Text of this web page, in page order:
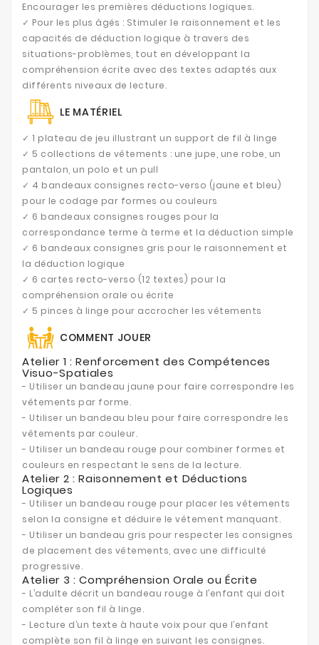
Encourager les premières déductions logiques.
✓ Pour les plus âgés : Stimuler le raisonnement et les
capacités de déduction logique à travers des
situations-problèmes, tout en développant la
compréhension écrite avec des textes adaptés aux
différents niveaux de lecture.
LE MATÉRIEL
✓ 1 plateau de jeu illustrant un support de fil à linge
✓ 5 collections de vêtements : une jupe, une robe, un
pantalon, un polo et un pull
✓ 4 bandeaux consignes recto-verso (jaune et bleu)
pour le codage par formes ou couleurs
✓ 6 bandeaux consignes rouges pour la
correspondance terme à terme et la déduction simple
✓ 6 bandeaux consignes gris pour le raisonnement et
la déduction logique
✓ 6 cartes recto-verso (12 textes) pour la
compréhension orale ou écrite
✓ 5 pinces à linge pour accrocher les vêtements
COMMENT JOUER
Atelier 1 : Renforcement des Compétences
Visuo-Spatiales
- Utiliser un bandeau jaune pour faire correspondre les
vêtements par forme.
- Utiliser un bandeau bleu pour faire correspondre les
vêtements par couleur.
- Utiliser un bandeau rouge pour combiner formes et
couleurs en respectant le sens de la lecture.
Atelier 2 : Raisonnement et Déductions
Logiques
- Utiliser un bandeau rouge pour placer les vêtements
selon la consigne et déduire le vêtement manquant.
- Utiliser un bandeau gris pour respecter les consignes
de placement des vêtements, avec une difficulté
progressive.
Atelier 3 : Compréhension Orale ou Écrite
- L’adulte décrit un bandeau rouge à l’enfant qui doit
compléter son fil à linge.
- Lecture d’un texte à haute voix pour que l’enfant
complète son fil à linge en suivant les consignes.